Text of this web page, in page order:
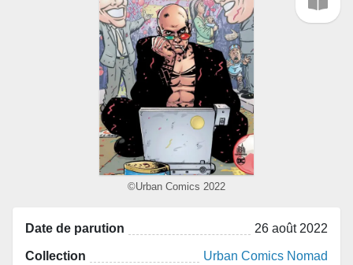
©Urban Comics 2022
Date de parution 26 août 2022
Collection Urban Comics Nomad